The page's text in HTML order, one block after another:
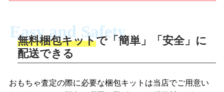
商品撮影
商品を撮影して、査定フォームから画像
LINEの友だち追加・査定画像を送信
「ジョニージョイLINE査定」を友だちに
Easy and Safety
無料梱包キットで「簡単」「安全」に
配送できる
おもちゃ査定の際に必要な梱包キットは当店でご用意い